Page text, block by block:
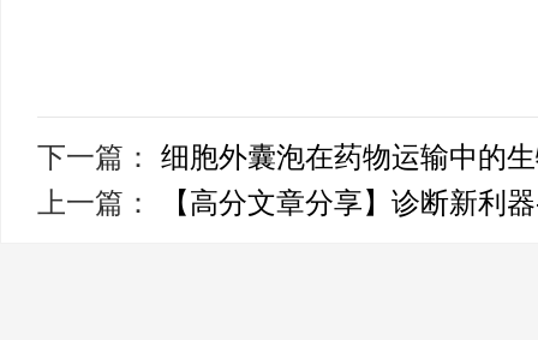
下一篇： 细胞外囊泡在药物运输中的
上一篇：
【高分文章分享】诊断新利